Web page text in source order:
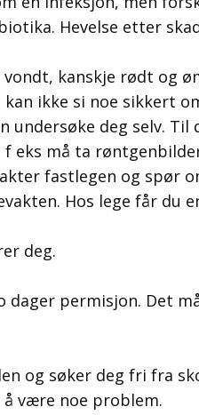
Hevelse etter
kanskje rødt og
ikke si noe sikkert
undersøke deg selv. Til
f eks må ta
fastlegen og spør
Hos lege får du
deg.
dager permisjon. Det
og søker deg fri fra
være noe problem.